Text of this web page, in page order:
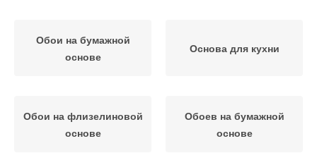
Обои на бумажной
основе
Основа для кухни
Обои на флизелиновой
основе
Обоев на бумажной
основе